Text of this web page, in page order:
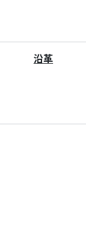
沿革